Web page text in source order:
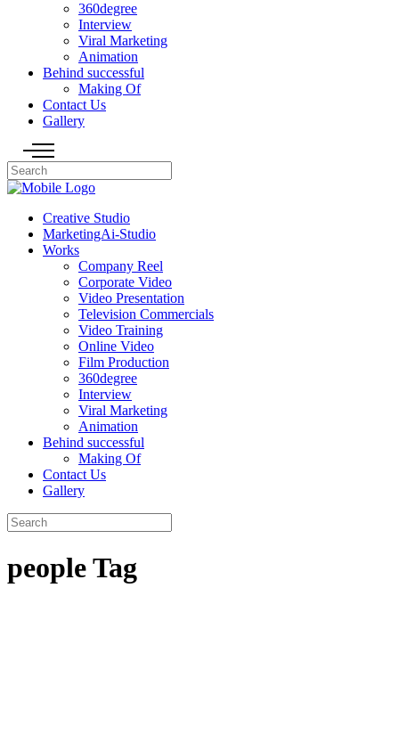
360degree
Interview
Viral Marketing
Animation
Behind successful
Making Of
Contact Us
Gallery
Creative Studio
MarketingAi-Studio
Works
Company Reel
Corporate Video
Video Presentation
Television Commercials
Video Training
Online Video
Film Production
360degree
Interview
Viral Marketing
Animation
Behind successful
Making Of
Contact Us
Gallery
people Tag